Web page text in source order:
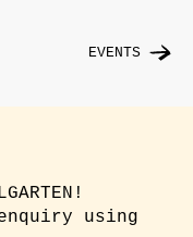
EVENTS
using